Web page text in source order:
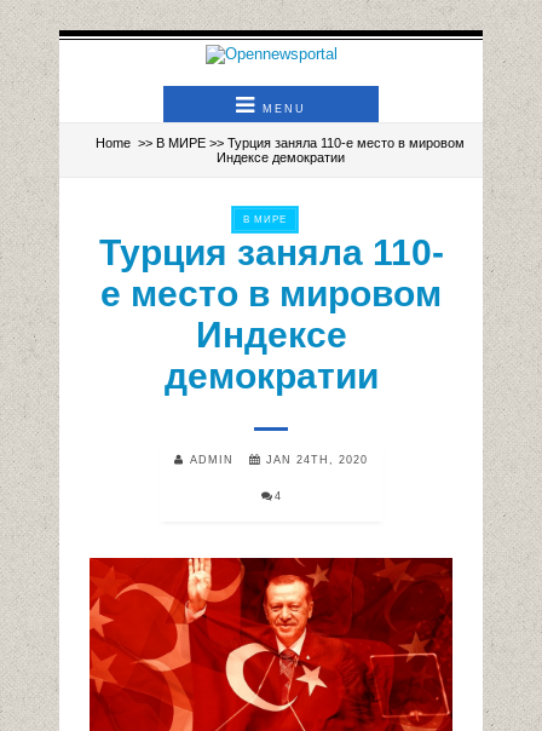
MENU
Home >> В МИРЕ >> Турция заняла 110-е место в мировом
Индексе демократии
В МИРЕ
Турция заняла 110-
е место в мировом
Индексе
демократии
ADMIN JAN 24TH, 2020
4